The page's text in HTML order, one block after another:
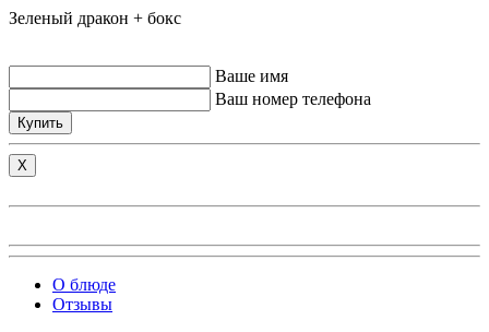
Зеленый дракон + бокс
Ваше имя
Ваш номер телефона
Купить
X
О блюде
Отзывы